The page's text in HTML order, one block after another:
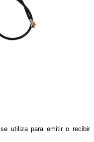
utiliza para emitir o recibir